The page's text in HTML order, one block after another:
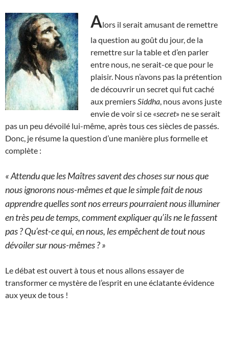
Alors il serait amusant de remettre
la question au goût du jour, de la
remettre sur la table et d’en parler
entre nous, ne serait-ce que pour le
plaisir. Nous n’avons pas la prétention
de découvrir un secret qui fut caché
aux premiers Siddha , nous avons juste
envie de voir si ce «secret» ne se serait
pas un peu dévoilé lui-même, après tous ces siècles de passés.
Donc, je résume la question d’une manière plus formelle et
complète :
« Attendu que les Maîtres savent des choses sur nous que
nous ignorons nous-mêmes et que le simple fait de nous
apprendre quelles sont nos erreurs pourraient nous illuminer
en très peu de temps, comment expliquer qu’ils ne le fassent
pas ? Qu’est-ce qui, en nous, les empêchent de tout nous
dévoiler sur nous-mêmes ? »
Le débat est ouvert à tous et nous allons essayer de
transformer ce mystère de l’esprit en une éclatante évidence
aux yeux de tous !